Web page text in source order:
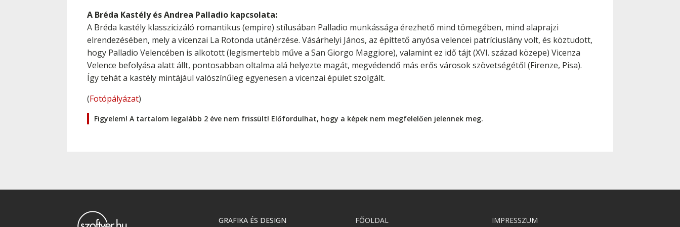
A Bréda Kastély és Andrea Palladio kapcsolata:
A Bréda kastély klasszicizáló romantikus (empire) stílusában Palladio munkássága érezhető mind tömegében, mind alaprajzi
elrendezésében, mely a vicenzai La Rotonda utánérzése. Vásárhelyi János, az építtető anyósa velencei patríciuslány volt, és köztudott,
hogy Palladio Velencében is alkotott (legismertebb műve a San Giorgo Maggiore), valamint ez idő tájt (XVI. század közepe) Vicenza
Velence befolyása alatt állt, pontosabban oltalma alá helyezte magát, megvédendő más erős városok szövetségétől (Firenze, Pisa).
Így tehát a kastély mintájául valószínűleg egyenesen a vicenzai épület szolgált.
(Fotópályázat)
Figyelem! A tartalom legalább 2 éve nem frissült! Előfordulhat, hogy a képek nem megfelelően jelennek meg.
GRAFIKA ÉS DESIGN FŐOLDAL IMPRESSZUM